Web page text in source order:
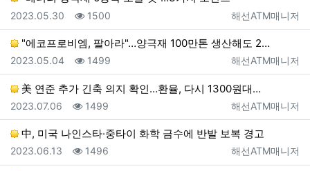
등록자
해선ATM매니저
등록일
2023.05.30 조회
1500
"에코프로비엠, 팔아라"…양극재 100만톤 생산해도 2…
등록자
해선ATM매니저
등록일
2023.05.04 조회
1499
美 연준 추가 긴축 의지 확인…환율, 다시 1300원대…
등록자
해선ATM매니저
등록일
2023.07.06 조회
1499
中, 미국 나인스타·중타이 화학 금수에 반발 보복 경고
등록자
해선ATM매니저
등록일
2023.06.13 조회
1496